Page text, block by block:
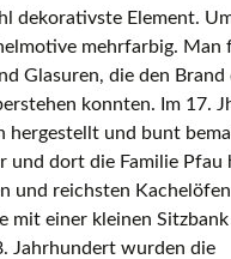
dekorativste Element.
mehrfarbig. Man
Glasuren, die den Brand
konnten. Im 17.
hergestellt und bunt
und dort die Familie Pfau
und reichsten Kachelöfen
mit einer kleinen
Jahrhundert wurden die